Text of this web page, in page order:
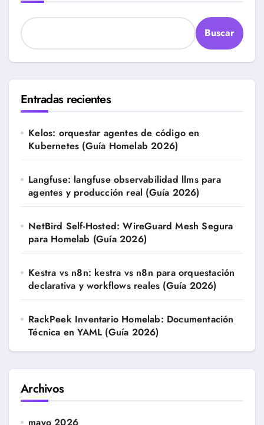
Buscar
Entradas recientes
Kelos: orquestar agentes de código en
Kubernetes (Guía Homelab 2026)
Langfuse: langfuse observabilidad llms para
agentes y producción real (Guía 2026)
NetBird Self-Hosted: WireGuard Mesh Segura
para Homelab (Guía 2026)
Kestra vs n8n: kestra vs n8n para orquestación
declarativa y workflows reales (Guía 2026)
RackPeek Inventario Homelab: Documentación
Técnica en YAML (Guía 2026)
Archivos
mayo 2026